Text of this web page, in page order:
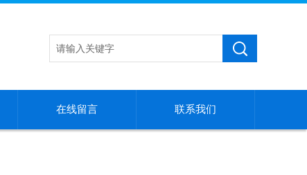
在线留言 联系我们